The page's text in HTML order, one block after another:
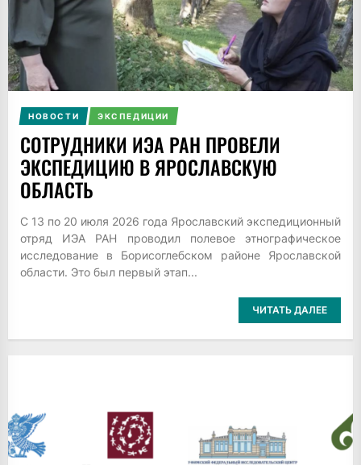
НОВОСТИ ЭКСПЕДИЦИИ
СОТРУДНИКИ ИЭА РАН ПРОВЕЛИ
ЭКСПЕДИЦИЮ В ЯРОСЛАВСКУЮ
ОБЛАСТЬ
С 13 по 20 июля 2026 года Ярославский экспедиционный
отряд ИЭА РАН проводил полевое этнографическое
исследование в Борисоглебском районе Ярославской
области. Это был первый этап...
ЧИТАТЬ ДАЛЕЕ